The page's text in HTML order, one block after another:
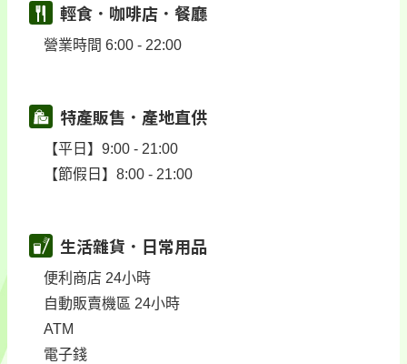
輕食．咖啡店．餐廳
營業時間 6:00 - 22:00
特產販售．產地直供
【平日】9:00 - 21:00
【節假日】8:00 - 21:00
生活雜貨．日常用品
便利商店 24小時
自動販賣機區 24小時
ATM
電子錢